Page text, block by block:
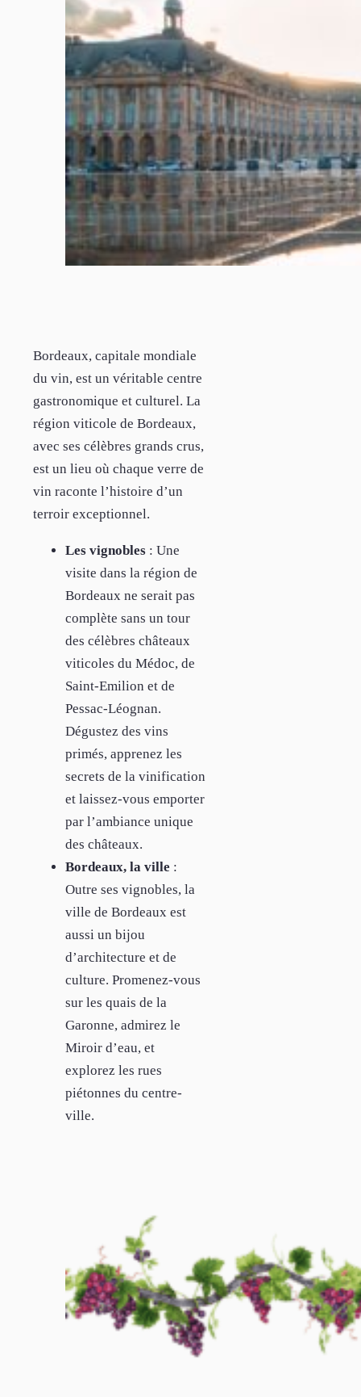
Bordeaux, capitale mondiale
du vin, est un véritable centre
gastronomique et culturel. La
région viticole de Bordeaux,
avec ses célèbres grands crus,
est un lieu où chaque verre de
vin raconte l’histoire d’un
terroir exceptionnel.
Les vignobles : Une
visite dans la région de
Bordeaux ne serait pas
complète sans un tour
des célèbres châteaux
viticoles du Médoc, de
Saint-Emilion et de
Pessac-Léognan.
Dégustez des vins
primés, apprenez les
secrets de la vinification
et laissez-vous emporter
par l’ambiance unique
des châteaux.
Bordeaux, la ville :
Outre ses vignobles, la
ville de Bordeaux est
aussi un bijou
d’architecture et de
culture. Promenez-vous
sur les quais de la
Garonne, admirez le
Miroir d’eau, et
explorez les rues
piétonnes du centre-
ville.